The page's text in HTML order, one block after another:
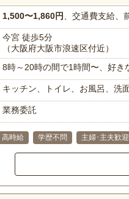
1,500〜1,860円 、交通費支給、
今宮 徒歩5分
（大阪府大阪市浪速区付近）
8時～20時の間で1時間〜、好き
キッチン、トイレ、お風呂、洗
業務委託
高時給 学歴不問 主婦･主夫歓迎